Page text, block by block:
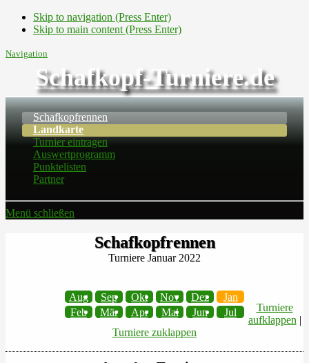
Skip to navigation (Press Enter)
Skip to main content (Press Enter)
Navigation
Schafkopf-Turniere.de
Schafkopfrennen
Landkarte
Turnier eintragen
Auswertprogramm
Punktelisten
Partner
Menü schließen
Schafkopfrennen
Turniere Januar 2022
Aug Sep Okt Nov Dez
Jan
Feb
Mär Apr Mai Jun Jul
Turniere
aufklappen |
Turniere zuklappen